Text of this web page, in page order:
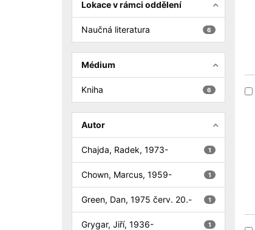
Lokace v rámci oddělení
6
Naučná literatura
Médium
6
Kniha
Autor
1
Chajda, Radek, 1973-
1
Chown, Marcus, 1959-
1
Green, Dan, 1975 červ. 20.-
1
Grygar, Jiří, 1936-